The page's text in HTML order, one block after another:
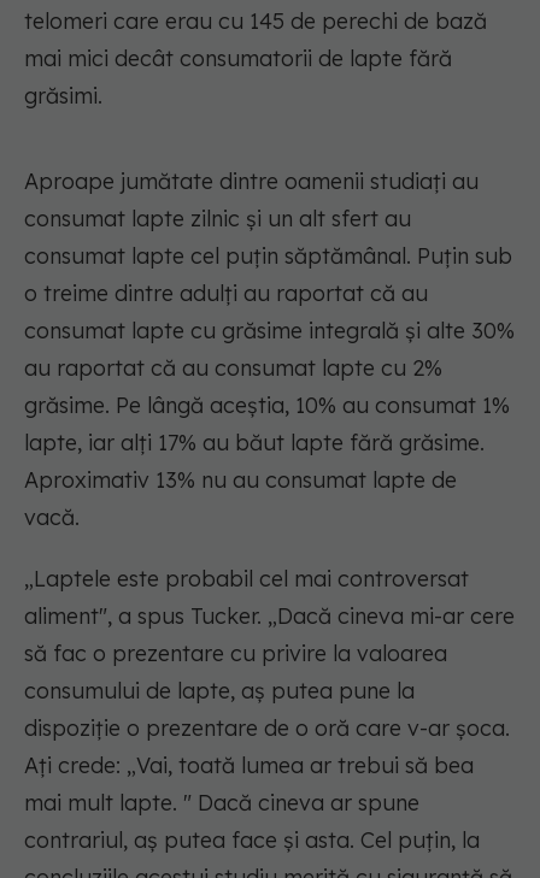
telomeri care erau cu 145 de perechi de bază
mai mici decât consumatorii de lapte fără
grăsimi.
Aproape jumătate dintre oamenii studiați au
consumat lapte zilnic și un alt sfert au
consumat lapte cel puțin săptămânal. Puțin sub
o treime dintre adulți au raportat că au
consumat lapte cu grăsime integrală și alte 30%
au raportat că au consumat lapte cu 2%
grăsime. Pe lângă aceștia, 10% au consumat 1%
lapte, iar alți 17% au băut lapte fără grăsime.
Aproximativ 13% nu au consumat lapte de
vacă.
„Laptele este probabil cel mai controversat
aliment", a spus Tucker. „Dacă cineva mi-ar cere
să fac o prezentare cu privire la valoarea
consumului de lapte, aș putea pune la
dispoziție o prezentare de o oră care v-ar șoca.
Ați crede: „Vai, toată lumea ar trebui să bea
mai mult lapte. " Dacă cineva ar spune
contrariul, aș putea face și asta. Cel puțin, la